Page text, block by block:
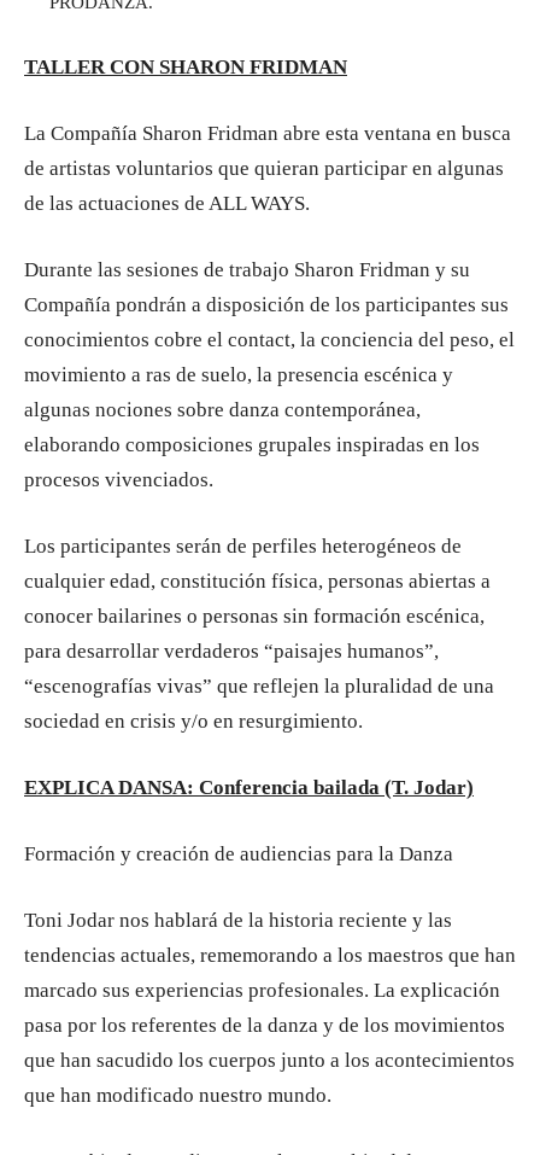
TALLER CON SHARON FRIDMAN
La Compañía Sharon Fridman abre esta ventana en busca
de artistas voluntarios que quieran participar en algunas
de las actuaciones de ALL WAYS.
Durante las sesiones de trabajo Sharon Fridman y su
Compañía pondrán a disposición de los participantes sus
conocimientos cobre el contact, la conciencia del peso, el
movimiento a ras de suelo, la presencia escénica y
algunas nociones sobre danza contemporánea,
elaborando composiciones grupales inspiradas en los
procesos vivenciados.
Los participantes serán de perfiles heterogéneos de
cualquier edad, constitución física, personas abiertas a
conocer bailarines o personas sin formación escénica,
para desarrollar verdaderos “paisajes humanos”,
“escenografías vivas” que reflejen la pluralidad de una
sociedad en crisis y/o en resurgimiento.
EXPLICA DANSA: Conferencia bailada (T. Jodar)
Formación y creación de audiencias para la Danza
Toni Jodar nos hablará de la historia reciente y las
tendencias actuales, rememorando a los maestros que han
marcado sus experiencias profesionales. La explicación
pasa por los referentes de la danza y de los movimientos
que han sacudido los cuerpos junto a los acontecimientos
que han modificado nuestro mundo.